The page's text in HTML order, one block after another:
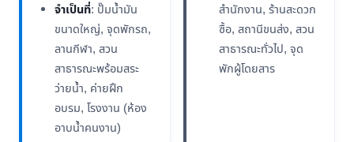
จำเป็นที่: ปั๊มน้ำมัน
ขนาดใหญ่, จุดพักรถ,
ลานกีฬา, สวน
สาธารณะพร้อมสระ
ว่ายน้ำ, ค่ายฝึก
อบรม, โรงงาน (ห้อง
อาบน้ำคนงาน)
สำนักงาน, ร้านสะดวก
ซื้อ, สถานีขนส่ง, สวน
สาธารณะทั่วไป, จุด
พักผู้โดยสาร